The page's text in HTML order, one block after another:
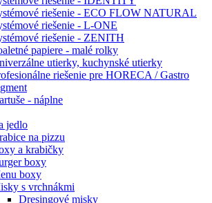
riešenie - ECO FLOW NATURAL
riešenie - L-ONE
riešenie - ZENITH
papiere - malé rolky
utierky, kuchynské utierky
riešenie pre HORECA / Gastro
- náplne
jedlo
na pizzu
a krabičky
boxy
boxy
s vrchnákmi
Dresingové misky